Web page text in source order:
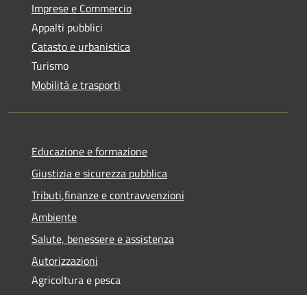
Imprese e Commercio
Appalti pubblici
Catasto e urbanistica
Turismo
Mobilità e trasporti
Educazione e formazione
Giustizia e sicurezza pubblica
Tributi,finanze e contravvenzioni
Ambiente
Salute, benessere e assistenza
Autorizzazioni
Agricoltura e pesca